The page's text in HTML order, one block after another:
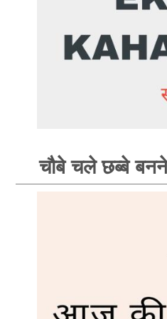
चौबे चले छब्बे